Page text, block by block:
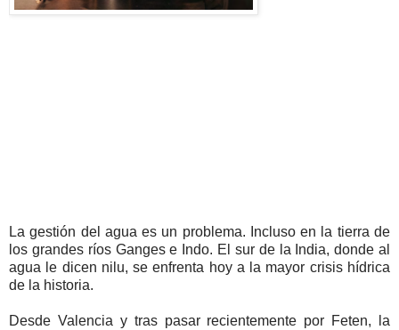
La gestión del agua es un problema. Incluso en la tierra de
los grandes ríos Ganges e Indo. El sur de la India, donde al
agua le dicen nilu, se enfrenta hoy a la mayor crisis hídrica
de la historia.
Desde Valencia y tras pasar recientemente por Feten, la